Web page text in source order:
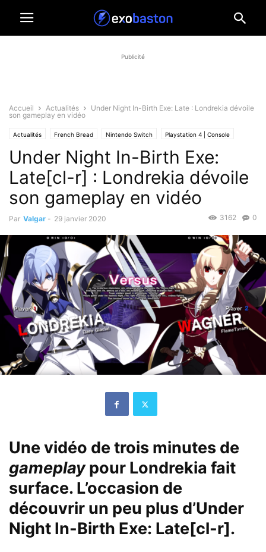
Publicité
Accueil Actualités
Under Night In-Birth Exe: Late : Londrekia dévoile
son gameplay en vidéo
Actualités French Bread Nintendo Switch Playstation 4 | Console
Under Night In-Birth Vidéos
Under Night In-Birth Exe:
Late[cl-r] : Londrekia dévoile
son gameplay en vidéo
Par Valgar - 29 janvier 2020 0
3162
Une vidéo de trois minutes de
gameplaypour Londrekia fait
surface. L’occasion de
découvrir un peu plus d’Under
Night In-Birth Exe: Late[cl-r].